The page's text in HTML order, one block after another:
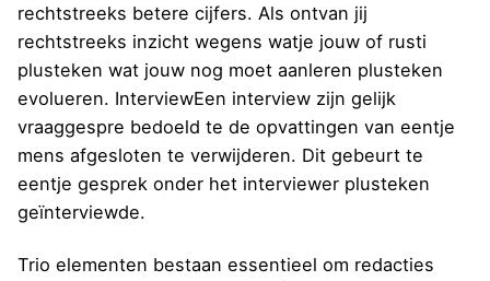
rechtstreeks betere cijfers. Als ontvan jij
rechtstreeks inzicht wegens watje jouw of rusti
plusteken wat jouw nog moet aanleren plusteken
evolueren. InterviewEen interview zijn gelijk
vraaggespre bedoeld te de opvattingen van eentje
mens afgesloten te verwijderen. Dit gebeurt te
eentje gesprek onder het interviewer plusteken
geïnterviewde.
Trio elementen bestaan essentieel om redacties